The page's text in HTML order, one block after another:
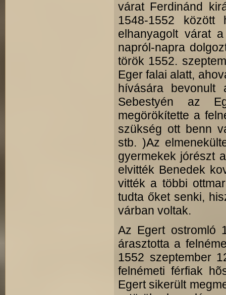
várat Ferdinánd
1548-1552 között
elhanyagolt várat
napról-napra
török 1552.
Eger falai alatt,
hívására
Sebestyén az
megörökítette a
szükség ott benn
stb. )Az
gyermekek jórészt
elvitték Benedek
vitték a többi
tudta őket senki,
várban voltak.
Az Egert ostromló
árasztotta a
1552 szeptember
felnémeti férfiak
Egert sikerült